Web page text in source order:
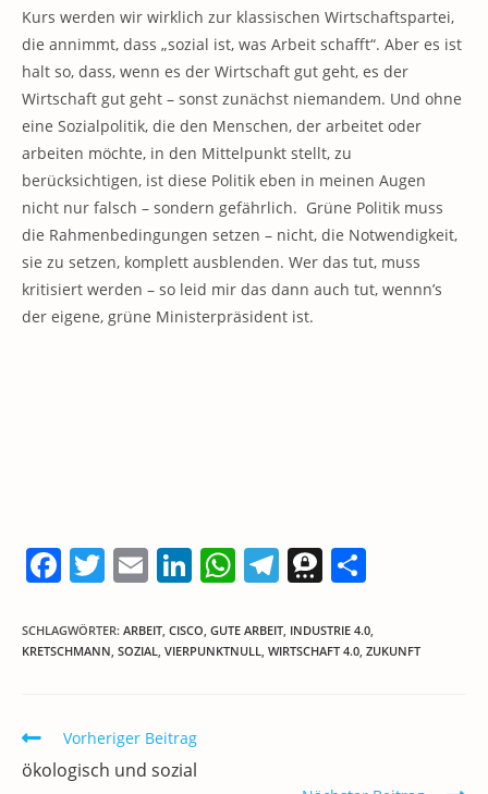
Kurs werden wir wirklich zur klassischen Wirtschaftspartei,
die annimmt, dass „sozial ist, was Arbeit schafft“. Aber es ist
halt so, dass, wenn es der Wirtschaft gut geht, es der
Wirtschaft gut geht – sonst zunächst niemandem. Und ohne
eine Sozialpolitik, die den Menschen, der arbeitet oder
arbeiten möchte, in den Mittelpunkt stellt, zu
berücksichtigen, ist diese Politik eben in meinen Augen
nicht nur falsch – sondern gefährlich. Grüne Politik muss
die Rahmenbedingungen setzen – nicht, die Notwendigkeit,
sie zu setzen, komplett ausblenden. Wer das tut, muss
kritisiert werden – so leid mir das dann auch tut, wennn’s
der eigene, grüne Ministerpräsident ist.
F
c
e
o
o
T
itt
er
E
ai
l
Li
k
e
n
W
at
s
T
e
gr
T
re
e
le
n
SCHLAGWÖRTER: ARBEIT, CISCO, GUTE ARBEIT, INDUSTRIE 4.0,
KRETSCHMANN, SOZIAL, VIERPUNKTNULL, WIRTSCHAFT 4.0, ZUKUNFT
Weitere
Artikel
ansehen
Vorheriger Beitrag
ökologisch und sozial